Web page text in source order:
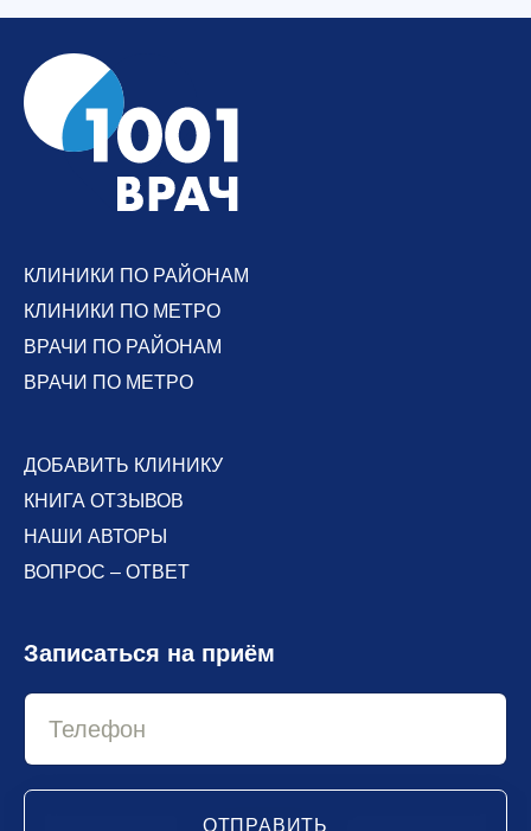
КЛИНИКИ ПО РАЙОНАМ
КЛИНИКИ ПО МЕТРО
ВРАЧИ ПО РАЙОНАМ
ВРАЧИ ПО МЕТРО
ДОБАВИТЬ КЛИНИКУ
КНИГА ОТЗЫВОВ
НАШИ АВТОРЫ
ВОПРОС – ОТВЕТ
Записаться на приём
ОТПРАВИТЬ